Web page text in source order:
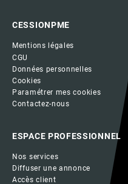
CESSIONPME
Mentions légales
CGU
Données personnelles
Cookies
Paramétrer mes cookies
Contactez-nous
ESPACE PROFESSIONNEL
Nos services
Diffuser une annonce
Accès client